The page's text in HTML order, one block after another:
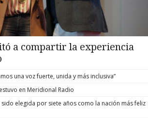
a compartir la experiencia
una voz fuerte, unida y más inclusiva”
en Meridional Radio
sido elegida por siete años como la nación más feliz